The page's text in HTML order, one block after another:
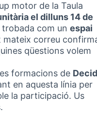
motor de la Taula
el dilluns 14 de
com un espai
mateix correu
qüestions volem
formacions de
en aquesta línia per
la participació. Us